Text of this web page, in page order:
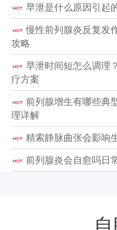
早泄是什么原因引起
慢性前列腺炎反复发
攻略
早泄时间短怎么调理
疗方案
前列腺增生有哪些典
理详解
精索静脉曲张会影响
前列腺炎会自愈吗日